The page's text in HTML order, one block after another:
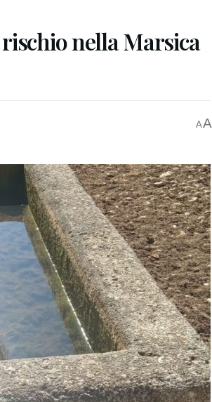
nella Marsica
AA